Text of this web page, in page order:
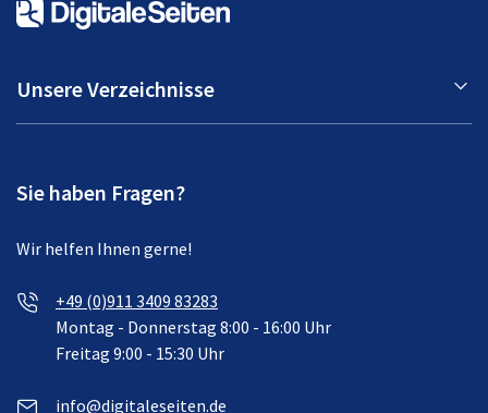
Unsere Verzeichnisse
Sie haben Fragen?
Wir helfen Ihnen gerne!
+49 (0)911 3409 83283
Montag - Donnerstag 8:00 - 16:00 Uhr
Freitag 9:00 - 15:30 Uhr
info@digitaleseiten.de